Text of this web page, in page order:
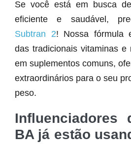
Se você está em busca
eficiente e saudável,
Subtran 2! Nossa fórmula
das tradicionais vitaminas e
em suplementos comuns,
extraordinários para o seu
peso.
Influenciadores
BA já estão